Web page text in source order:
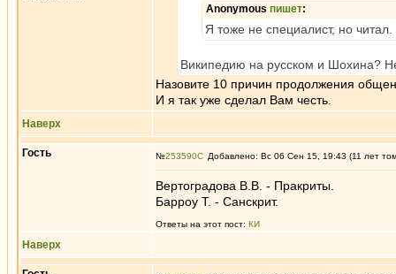
Anonymous пишет:
Я тоже не специалист, но
Википедию на русском и Шохина?
Назовите 10 причин продолжения
И я так уже сделал Вам честь.
Наверх
Гость №253590 Добавлено: Вс 06 Сен 15, 19:43 (11 лет
Вертоградова В.В. - Пракриты.
Барроу Т. - Санскрит.
Ответы на этот пост: КИ
Наверх